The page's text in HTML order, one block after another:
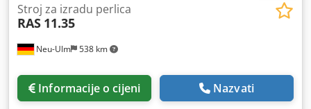
Neu-Ulm 538 km
Stroj za izradu perlica
RAS 11.35
Informacije o cijeni Nazvati